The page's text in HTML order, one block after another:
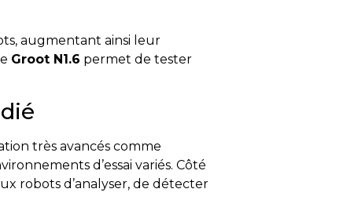
augmentant ainsi leur
Groot N1.6 permet de tester
très avancés comme
d’essai variés. Côté
robots d’analyser, de détecter